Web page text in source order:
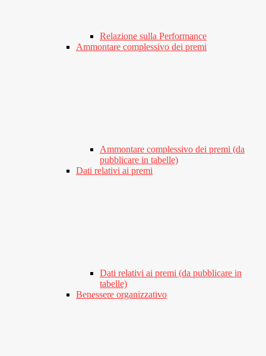
Relazione sulla Performance
Ammontare complessivo dei premi
Ammontare complessivo dei premi (da
pubblicare in tabelle)
Dati relativi ai premi
Dati relativi ai premi (da pubblicare in
tabelle)
Benessere organizzativo